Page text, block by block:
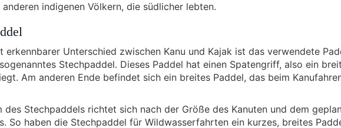
indigenen Völkern, die südlicher lebten.
erkennbarer Unterschied zwischen Kanu und Kajak ist das verwendete
Stechpaddel. Dieses Paddel hat einen Spatengriff, also ein
Am anderen Ende befindet sich ein breites Paddel, das beim
des Stechpaddels richtet sich nach der Größe des Kanuten und dem
So haben die Stechpaddel für Wildwasserfahrten ein kurzes, breites